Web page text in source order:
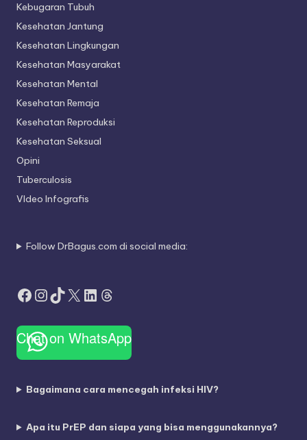
Kebugaran Tubuh
Kesehatan Jantung
Kesehatan Lingkungan
Kesehatan Masyarakat
Kesehatan Mental
Kesehatan Remaja
Kesehatan Reproduksi
Kesehatan Seksual
Opini
Tuberculosis
VIdeo Infografis
Follow DrBagus.com di social media:
Facebook
Instagram
TikTok
X LinkedIn
Threads
Chat on WhatsApp
Bagaimana cara mencegah infeksi HIV?
Apa itu PrEP dan siapa yang bisa menggunakannya?